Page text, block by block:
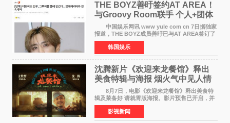
THE BOYZ善旴签约AT AREA！
与Groovy Room联手 个人+团体
活动并行
中国娱乐网讯 www yule com cn 7日据独家
报道，THE BOYZ成员善旴已与AT AREA签订了
专属合约。AT AREA是由知名制作人组合
Groovy Room创立的hip-hop厂牌，旗下拥有多
位实力派音乐人，在韩
韩国娱乐
沈腾新片《欢迎来龙餐馆》释出
美食特辑与海报 烟火气中见人情
温暖
8月7日，电影《欢迎来龙餐馆》释出美食特
辑及菜备好 请就胃版海报。影片预售已开启，并
将于8月8日至10日14:00-21:00举行全国超前点
映。电影《欢迎来龙餐馆》作为战争美食喜剧大
片，讲述了中国
影视新闻